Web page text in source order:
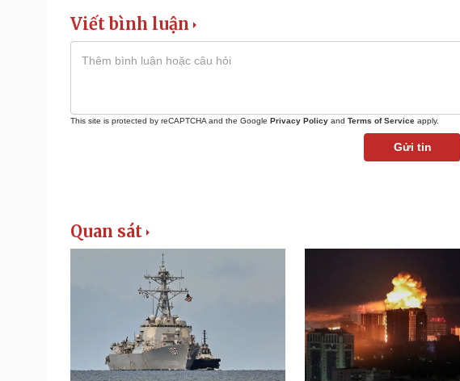
Viết bình luận
This site is protected by reCAPTCHA and the Google Privacy Policy and Terms of Service apply.
Gửi tin
Quan sát